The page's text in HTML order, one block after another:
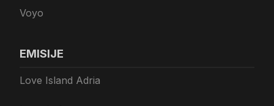
Voyo
EMISIJE
Love Island Adria